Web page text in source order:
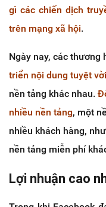
gì các chiến dịch
trên mạng xã hội.
Ngày nay, các thương
triển nội dung tuyệt
nền tảng khác nhau.
nhiều nền tảng, một
nhiều khách hàng,
nền tảng miễn phí
Lợi nhuận cao